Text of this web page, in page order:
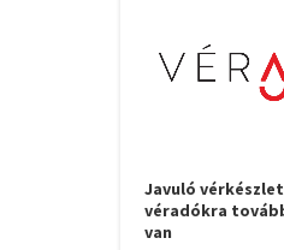
Javuló
véradókra
van